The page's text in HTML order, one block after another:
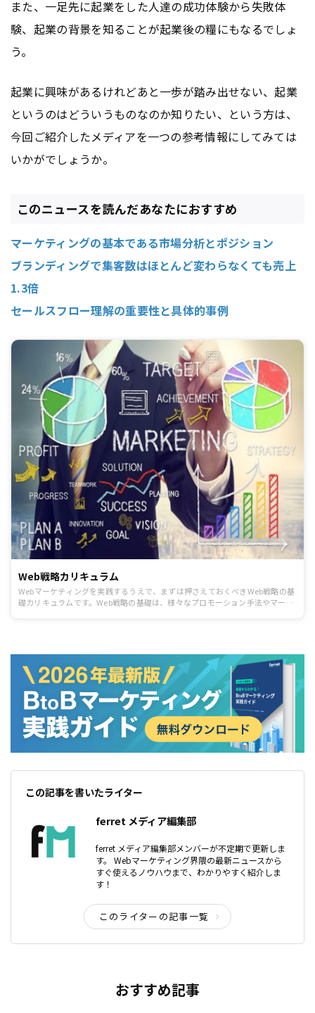
また、一足先に起業をした人達の成功体験から失敗体
験、起業の背景を知ることが起業後の糧にもなるでしょ
う。
起業に興味があるけれどあと一歩が踏み出せない、起業
というのはどういうものなのか知りたい、という方は、
今回ご紹介したメディアを一つの参考情報にしてみては
いかがでしょうか。
このニュースを読んだあなたにおすすめ
マーケティングの基本である市場分析とポジション
ブランディングで集客数はほとんど変わらなくても売上
1.3倍
セールスフロー理解の重要性と具体的事例
Web戦略カリキュラム
Webマーケティングを実践するうえで、まずは押さえておくべきWeb戦略の基
礎カリキュラムです。Web戦略の基礎は、様々なプロモーション手法やマーケ
この記事を書いたライター
ferret メディア編集部
ferret メディア編集部メンバーが不定期で更新しま
す。 Webマーケティング界隈の最新ニュースから
すぐ使えるノウハウまで、わかりやすく紹介しま
す！
このライターの記事一覧
おすすめ記事